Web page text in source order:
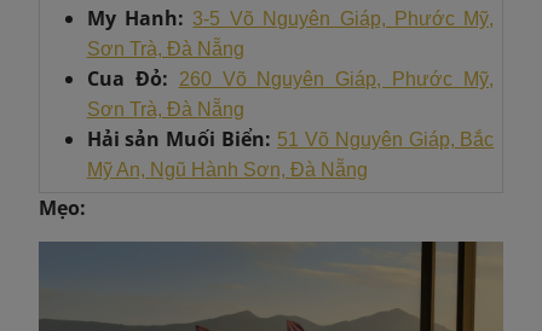
My Hanh:3-5 Võ Nguyên Giáp, Phước Mỹ,
Sơn Trà, Đà Nẵng
Cua Đỏ:
260 Võ Nguyên Giáp, Phước Mỹ,
Sơn Trà, Đà Nẵng
Hải sản Muối Biển: 51 Võ Nguyên Giáp, Bắc
Mỹ An, Ngũ Hành Sơn, Đà Nẵng
Mẹo: